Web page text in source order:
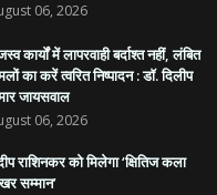
06, 2026
कार्यों में लापरवाही बर्दाश्त नहीं, लंबित
का करें त्वरित निष्पादन : डॉ. दिलीप
जायसवाल
06, 2026
राशिनकर को मिलेगा ‘क्षितिज कला
सम्मान’